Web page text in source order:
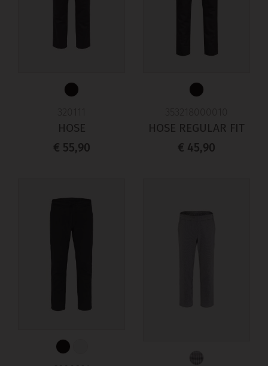
HOSE
€ 55,90
HOSE REGULAR FIT
€ 45,90